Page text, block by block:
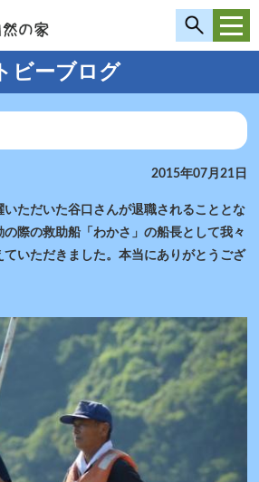
トビーブログ
2015年07月21日
ただいた谷口さんが退職されることとな
の際の救助船「わかさ」の船長として我々
いただきました。本当にありがとうござ